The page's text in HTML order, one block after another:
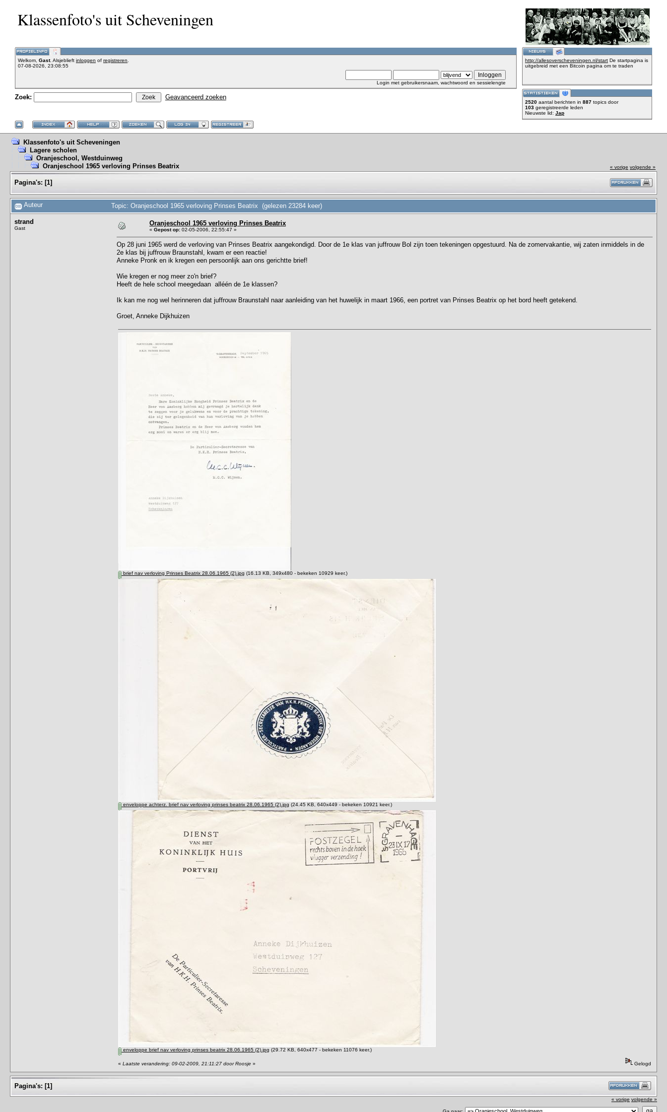
Klassenfoto's uit Scheveningen
Welkom, Gast. Alsjeblieft inloggen of registreren
07-08-2026, 23:08:55
Login met gebruikersnaam, wachtwoord en sessielengte
Zoek: Geavanceerd zoeken
http://allesoverscheveningen.nl/start De startpagina is
uitgebreid met een Bitcoin pagina om te traden
2520 aantal berichten in 887 topics door
103 geregistreerde leden
Nieuwste lid: Jap
Klassenfoto's uit Scheveningen
Lagere scholen
Oranjeschool, Westduinweg
Oranjeschool 1965 verloving Prinses Beatrix
« vorige volgende »
Pagina's: [1]
Auteur Topic: Oranjeschool 1965 verloving Prinses Beatrix (gelezen 23284 keer)
strand
Gast
Oranjeschool 1965 verloving Prinses Beatrix
« Gepost op: 02-05-2006, 22:55:47 »
Op 28 juni 1965 werd de verloving van Prinses Beatrix aangekondigd. Door de 1e klas van juffrouw Bol zijn toen tekeningen opgestuurd. Na de zomervakantie, wij zaten inmiddels in de
2e klas bij juffrouw Braunstahl, kwam er een reactie!
Anneke Pronk en ik kregen een persoonlijk aan ons gerichtte brief!
Wie kregen er nog meer zo'n brief?
Heeft de hele school meegedaan alléén de 1e klassen?
Ik kan me nog wel herinneren dat juffrouw Braunstahl naar aanleiding van het huwelijk in maart 1966, een portret van Prinses Beatrix op het bord heeft getekend.
Groet, Anneke Dijkhuizen
brief nav verloving Prinses Beatrix 28.06.1965 (2).jpg (16.13 KB, 349x480 - bekeken 10929 keer.)
enveloppe achterz. brief nav verloving prinses beatrix 28.06.1965 (2).jpg (24.45 KB, 640x449 - bekeken 10921 keer.)
enveloppe brief nav verloving prinses beatrix 28.06.1965 (2).jpg (29.72 KB, 640x477 - bekeken 11076 keer.)
« Laatste verandering: 09-02-2009, 21:11:27 door Roosje » Gelogd
Pagina's: [1]
« vorige volgende »